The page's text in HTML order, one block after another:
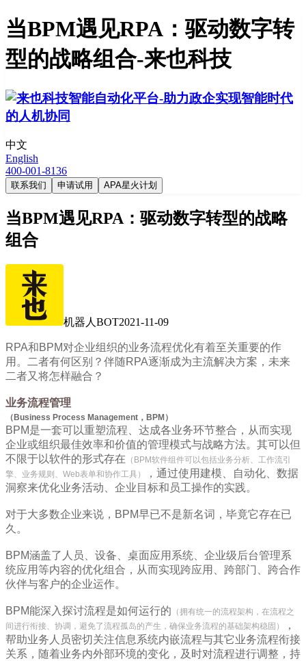
当BPM遇见RPA：驱动数字转
型的战略组合-来也科技
中文
English
400-001-8136
联系我们 申请试用 APA星火计划
当BPM遇见RPA：驱动数字转型的战略
组合
机器人BOT2021-11-09
RPA和BPM对企业组织的业务流程优化有着至关重要的作
用。二者有何区别？伴随RPA逐渐成为主流解决方案，未来
二者又将怎样融合？
业务流程管理
（ Business Process Management，BPM）
BPM是一套可以重塑流程、达成各业务环节整合，从而实现
企业或组织最佳效率和价值的管理模式与战略方法。其可以但
不限于以软件的形式存在 （BPM软件组件可以包括业务分析、工作流引
擎、业务规则、Web表单和协作工具）
，通过使用建模、自动化、数据
洞察来优化业务活动、企业目标和员工操作的实践。
对于大多数企业来说，BPM早已不是新名词，毕竟它存在已
久。
BPM涵盖了人员、设备、桌面应用系统、企业级后台管理系
统应用等内容的优化组合，从而实现跨应用、跨部门、跨合作
伙伴与客户的企业运作。
BPM能深入探讨流程是如何运行的 （拥有统一的流程架构，在流程之
间进行衔接、协调，避免了流程孤岛的产生，确保业务流程的基础架构稳固）
，
帮助业务人员密切关注信息系统内嵌流程与其它业务流程衔接
关系，随着业务内外部环境的变化，及时对流程进行调整，持